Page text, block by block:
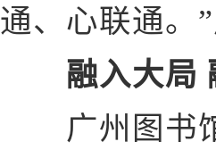
通、心联通。
融入大局
广州图书馆